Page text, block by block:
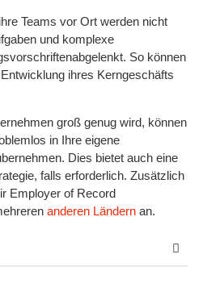
Teams vor Ort werden nicht
und komplexe
abgelenkt. So können
ihres Kerngeschäfts
groß genug wird, können
in Ihre eigene
Dies bietet auch eine
falls erforderlich. Zusätzlich
Employer of Record
anderen Ländern an.